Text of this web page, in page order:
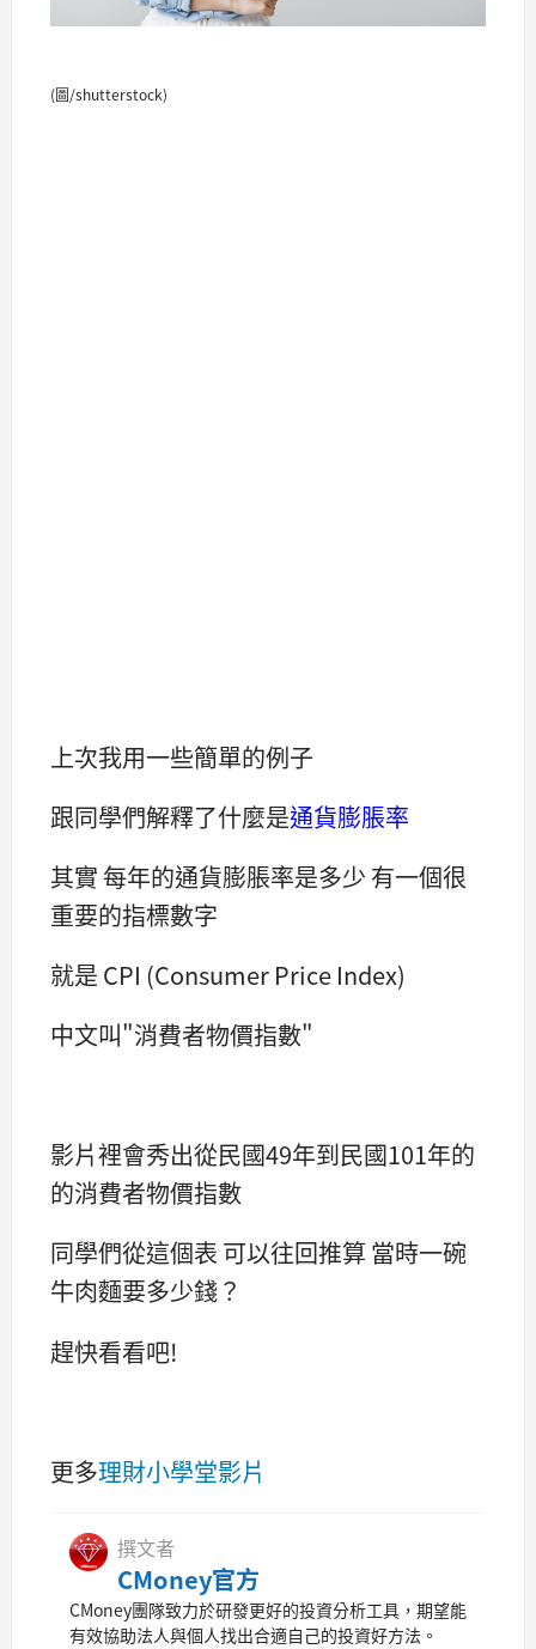
(圖/shutterstock)
上次我用一些簡單的例子
跟同學們解釋了什麼是通貨膨脹率
其實 每年的通貨膨脹率是多少 有一個很
重要的指標數字
就是 CPI (Consumer Price Index)
中文叫"消費者物價指數"
影片裡會秀出從民國49年到民國101年的
的消費者物價指數
同學們從這個表 可以往回推算 當時一碗
牛肉麵要多少錢？
趕快看看吧!
更多理財小學堂影片
撰文者
CMoney官方
CMoney團隊致力於研發更好的投資分析工具，期望能
有效協助法人與個人找出合適自己的投資好方法。